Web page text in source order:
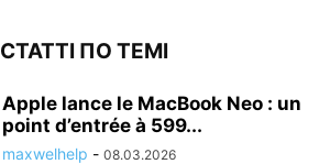
СТАТТІ ПО ТЕМІ
Apple lance le MacBook Neo : un
point d’entrée à 599...
maxwelhelp - 08.03.2026